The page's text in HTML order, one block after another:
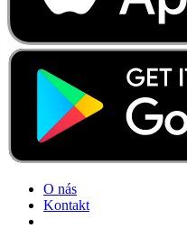
O nás
Kontakt